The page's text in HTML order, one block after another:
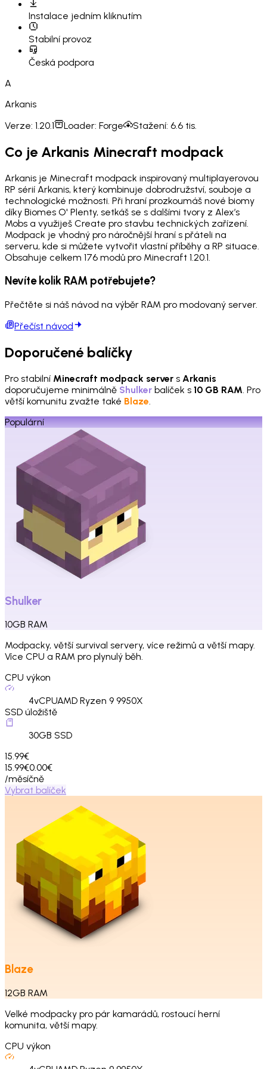
Instalace jedním kliknutím
Stabilní provoz
Česká podpora
A
Arkanis
Verze: 1.20.1 Loader: Forge Stažení: 6.6 tis.
Co je Arkanis Minecraft modpack
Arkanis je Minecraft modpack inspirovaný multiplayerovou
RP sérií Arkanis, který kombinuje dobrodružství, souboje a
technologické možnosti. Při hraní prozkoumáš nové biomy
díky Biomes O' Plenty, setkáš se s dalšími tvory z Alex’s
Mobs a využiješ Create pro stavbu technických zařízení.
Modpack je vhodný pro náročnější hraní s přáteli na
serveru, kde si můžete vytvořit vlastní příběhy a RP situace.
Obsahuje celkem 176 modů pro Minecraft 1.20.1.
Nevíte kolik RAM potřebujete?
Přečtěte si náš návod na výběr RAM pro modovaný server.
Přečíst návod
Doporučené balíčky
Pro stabilní Minecraft modpack server s Arkanis
doporučujeme minimálně Shulker balíček s 10 GB RAM. Pro
větší komunitu zvažte také Blaze.
Populární
Shulker
10GB RAM
Modpacky, větší survival servery, více režimů a větší mapy.
Více CPU a RAM pro plynulý běh.
CPU výkon
4vCPUAMD Ryzen 9 9950X
SSD úložiště
30GB SSD
15.99€
15.99€0.00€
/měsíčně
Vybrat balíček
Blaze
12GB RAM
Velké modpacky pro pár kamarádů, rostoucí herní
komunita, větší mapy.
CPU výkon